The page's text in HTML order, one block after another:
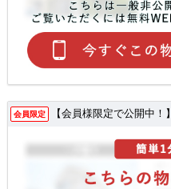
会員限定 【会員様限定で公開中！】